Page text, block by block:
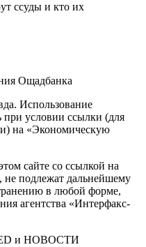
ссуды и кто их
Ощадбанка
Использование
при условии ссылки (для
на «Экономическую
сайте со ссылкой на
не подлежат дальнейшему
в любой форме,
агентства «Интерфакс-
и НОВОСТИ